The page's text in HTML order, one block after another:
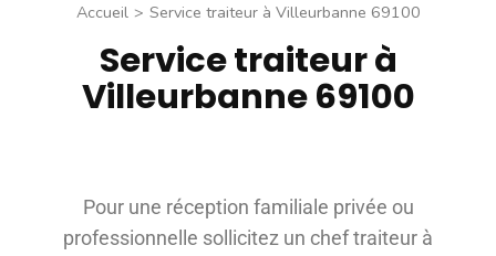
Accueil > Service traiteur à Villeurbanne 69100
Service traiteur à
Villeurbanne 69100
Pour une réception familiale privée ou
professionnelle sollicitez un chef traiteur à